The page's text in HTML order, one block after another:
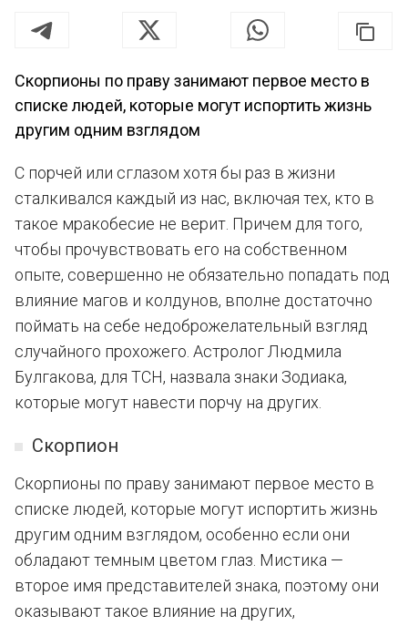
Скорпионы по праву занимают первое место в
списке людей, которые могут испортить жизнь
другим одним взглядом
С порчей или сглазом хотя бы раз в жизни
сталкивался каждый из нас, включая тех, кто в
такое мракобесие не верит. Причем для того,
чтобы прочувствовать его на собственном
опыте, совершенно не обязательно попадать под
влияние магов и колдунов, вполне достаточно
поймать на себе недоброжелательный взгляд
случайного прохожего. Астролог Людмила
Булгакова, для ТСН, назвала знаки Зодиака,
которые могут навести порчу на других.
Скорпион
Скорпионы по праву занимают первое место в
списке людей, которые могут испортить жизнь
другим одним взглядом, особенно если они
обладают темным цветом глаз. Мистика —
второе имя представителей знака, поэтому они
оказывают такое влияние на других,